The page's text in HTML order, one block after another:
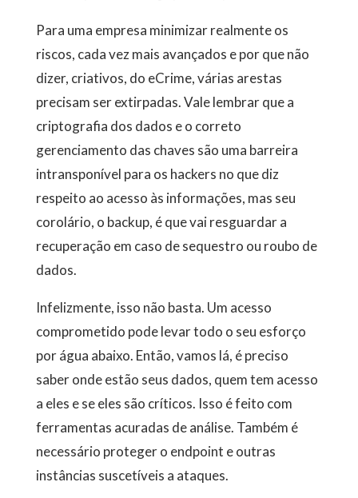
Para uma empresa minimizar realmente os
riscos, cada vez mais avançados e por que não
dizer, criativos, do eCrime, várias arestas
precisam ser extirpadas. Vale lembrar que a
criptografia dos dados e o correto
gerenciamento das chaves são uma barreira
intransponível para os hackers no que diz
respeito ao acesso às informações, mas seu
corolário, o backup, é que vai resguardar a
recuperação em caso de sequestro ou roubo de
dados.
Infelizmente, isso não basta. Um acesso
comprometido pode levar todo o seu esforço
por água abaixo. Então, vamos lá, é preciso
saber onde estão seus dados, quem tem acesso
a eles e se eles são críticos. Isso é feito com
ferramentas acuradas de análise. Também é
necessário proteger o endpoint e outras
instâncias suscetíveis a ataques.